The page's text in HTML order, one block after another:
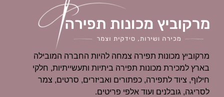
מרקוביץ מכונות תפירה צמחה להיות החברה המובילה
בארץ למכירת מכונות תפירה ביתיות ותעשייתיות, חלקי
חילוף, ציוד לתפירה, כפתורים ואביזרים, סרטים, צמר
לסריגה, גובלנים ועוד אלפי פריטים.